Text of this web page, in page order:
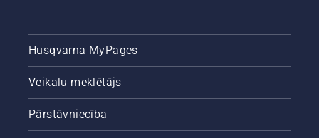
Husqvarna MyPages
Veikalu meklētājs
Pārstāvniecība